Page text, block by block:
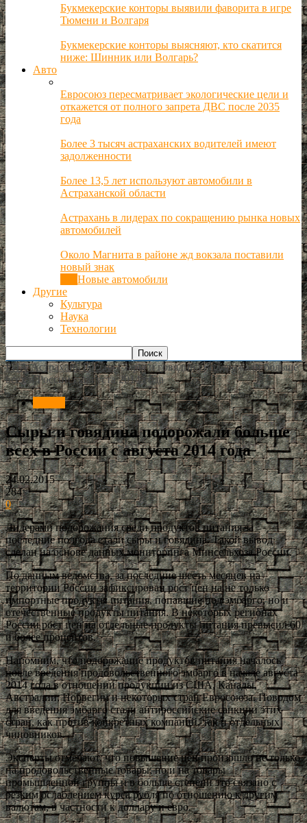
Букмекерские конторы выявили фаворита в игре
Тюмени и Волгаря
Букмекерские конторы выясняют, кто скатится
ниже: Шинник или Волгарь?
Авто
Евросоюз пересматривает экологические цели и
откажется от полного запрета ДВС после 2035
года
Более 3 тысяч астраханских водителей имеют
задолженности
Более 13,5 лет используют автомобили в
Астраханской области
Астрахань в лидерах по сокращению рынка новых
автомобилей
Около Магнита в районе жд вокзала поставили
новый знак
Новые автомобили
Другие
Культура
Наука
Технологии
РИА Астрахань Россия Сыры и говядина подорожали больше
всех в России с августа 2014 года
Сыры и говядина подорожали больше
всех в России с августа 2014 года
24.02.2015
284
0
Лидерами подорожания среди продуктов питания за
последние полгода стали сыры и говядина. Такой вывод
сделан на основе данных мониторинга Минсельхоза России.
По данным ведомства, за последние шесть месяцев на
территории России зафиксирован рост цен на не только
импортные продукты питания, попавшие под эмбарго, но и
отечественные продукты питания. В некоторых регионах
России рост цен на отдельные продукты питания превысил 60
и более процентов.
Напомним, что подорожание продуктов питания началось
после введения продовольственного эмбарго в начале августа
2014 года в отношении продукции из США, Канады,
Австралии, Норвегии и некоторых стран Евросоюза. Поводом
для введения эмбарго стали антироссийские санкции этих
стран, как против конкретных компаний, так и отдельных
чиновников.
Эксперты отмечают, что повышение цен произошло не только
на продовольственные товары, но и на товары
промышленной группы и в больше степени это связано с
резким ослаблением курса рубля по отношению к другим
валютам, в частности к доллару и евро.